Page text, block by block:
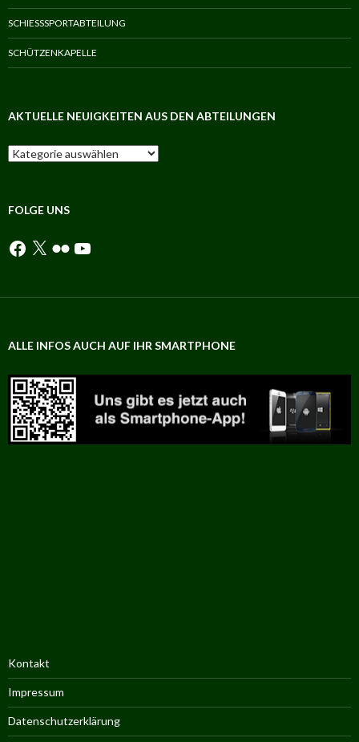
SCHIESSSPORTABTEILUNG
SCHÜTZENKAPELLE
AKTUELLE NEUIGKEITEN AUS DEN ABTEILUNGEN
Aktuelle
Neuigkeiten
Abteilungen
FOLGE UNS
Facebook
X FlickrYouTube
ALLE INFOS AUCH AUF IHR SMARTPHONE
Kontakt
Impressum
Datenschutzerklärung